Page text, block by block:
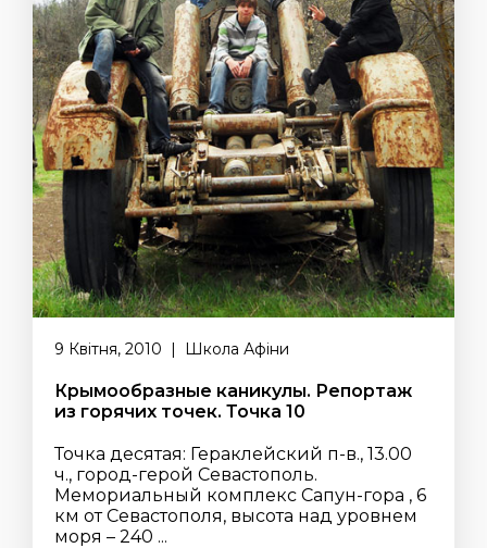
9 Квітня, 2010 | Школа Афіни
Крымообразные каникулы. Репортаж
из горячих точек. Точка 10
Точка десятая: Гераклейский п-в., 13.00
ч., город-герой Севастополь.
Мемориальный комплекс Сапун-гора , 6
км от Севастополя, высота над уровнем
моря – 240 ...